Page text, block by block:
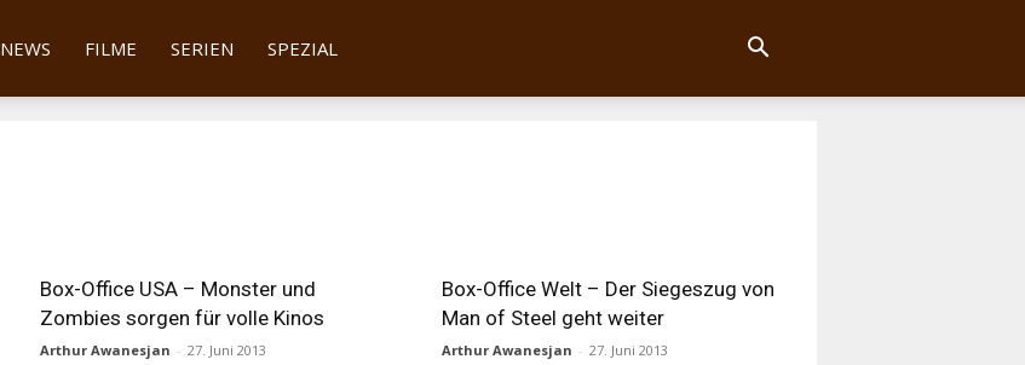
NEWS FILME SERIEN SPEZIAL
Box-Office USA – Monster und
Zombies sorgen für volle Kinos
Arthur Awanesjan - 27. Juni 2013
Box-Office Welt – Der Siegeszug von
Man of Steel geht weiter
Arthur Awanesjan - 27. Juni 2013